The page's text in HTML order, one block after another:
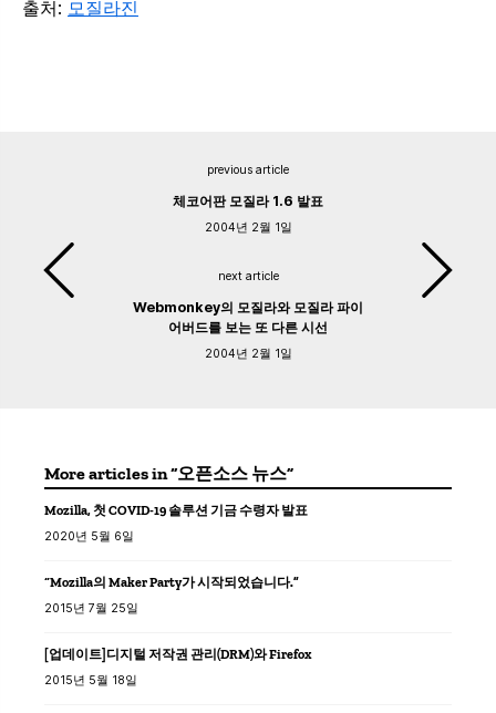
출처: 모질라진
previous article
체코어판 모질라 1.6 발표
2004년 2월 1일
next article
Webmonkey의 모질라와 모질라 파이
어버드를 보는 또 다른 시선
2004년 2월 1일
More articles in “오픈소스 뉴스”
Mozilla, 첫 COVID-19 솔루션 기금 수령자 발표
2020년 5월 6일
“Mozilla의 Maker Party가 시작되었습니다.”
2015년 7월 25일
[업데이트]디지털 저작권 관리(DRM)와 Firefox
2015년 5월 18일